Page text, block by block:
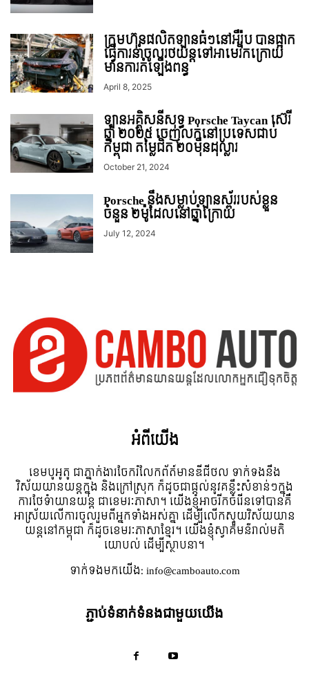
ក្រុមហ៊ុនផលិតឡានធំៗនៅអឺរ៉ុប បានផ្អាក
ធ្វើការនាំចូលរថយន្ដទៅអាមេរិកក្រោយ
មានការតំឡើងពន្ធ
April 8, 2025
ឡានអគ្គិសនីសុទ្ធ Porsche Taycan ស៊េរី
ឆ្នាំ ២០២៥ ចេញលក់នៅប្រទេសជាប់
កម្ពុជា តម្លៃជិត ២០មុឺនដុល្លារ
October 21, 2024
Porsche នឹងសម្លាប់ឡានស្ព័ររបស់ខ្លួន
ចំនួន ២ម៉ូដែលនៅឆ្នាំក្រោយ
July 12, 2024
អំពី​យើង
ខេមបូអូតូ ជាភ្នាក់ងារចែករំលែកព័ត៍មានឌីជីថល ទាក់ទងនឹង
វិស័យយានយន្តក្នុង និងក្រៅស្រុក ក៏ដូចជាផ្តល់នូវគន្លឹះសំខាន់ៗក្នុង
ការថែទំាយានយន្ត ជាខេមរៈភាសា។ យើងខ្ញុំអាចរីកចំរើនទៅបានគឺ
អាស្រ័យលើការចូលរួមពីអ្នកទាំងអស់គ្នា ដើម្បីលើកស្ទួយវិស័យយាន
យន្តនៅកម្ពុជា ក៏ដូចខេមរៈភាសាខ្មែរ។ យើងខ្ញុំស្វាគមន៌រាល់មតិ
យោបល់ ដើម្បីស្ថាបនា។
ទាក់ទង​មក​យើង:info@camboauto.com
ភ្ជាប់ទំនាក់ទំនងជាមួយយើង